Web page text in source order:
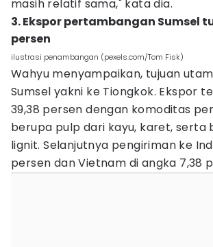
masih relatif sama," kata dia.
3. Ekspor pertambangan Sumsel
persen
ilustrasi penambangan (pexels.com/Tom Fisk)
Wahyu menyampaikan, tujuan
Sumsel yakni ke Tiongkok. Ekspor
39,38 persen dengan komoditas
berupa pulp dari kayu, karet, serta
lignit. Selanjutnya pengiriman ke
persen dan Vietnam di angka 7,38